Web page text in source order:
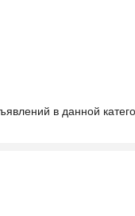
в данной